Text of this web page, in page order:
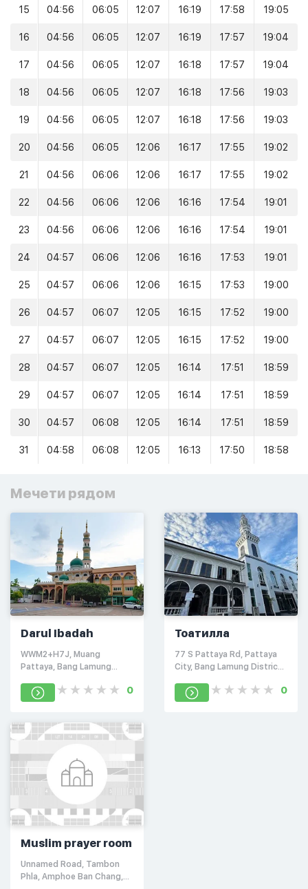
15 04:56 06:05 12:07 16:19 17:58 19:05
16 04:56 06:05 12:07 16:19 17:57 19:04
17 04:56 06:05 12:07 16:18 17:57 19:04
18 04:56 06:05 12:07 16:18 17:56 19:03
19 04:56 06:05 12:07 16:18 17:56 19:03
20 04:56 06:05 12:06 16:17 17:55 19:02
21 04:56 06:06 12:06 16:17 17:55 19:02
22 04:56 06:06 12:06 16:16 17:54 19:01
23 04:56 06:06 12:06 16:16 17:54 19:01
24 04:57 06:06 12:06 16:16 17:53 19:01
25 04:57 06:06 12:06 16:15 17:53 19:00
26 04:57 06:07 12:05 16:15 17:52 19:00
27 04:57 06:07 12:05 16:15 17:52 19:00
28 04:57 06:07 12:05 16:14 17:51 18:59
29 04:57 06:07 12:05 16:14 17:51 18:59
30 04:57 06:08 12:05 16:14 17:51 18:59
31 04:58 06:08 12:05 16:13 17:50 18:58
Мечети рядом
Darul Ibadah
WWM2+H7J, Muang
Pattaya, Bang Lamung
Таиланд
0
Тоатилла
77 S Pattaya Rd, Pattaya
City, Bang Lamung District,
0
Muslim prayer room
Unnamed Road, Tambon
Phla, Amphoe Ban Chang,